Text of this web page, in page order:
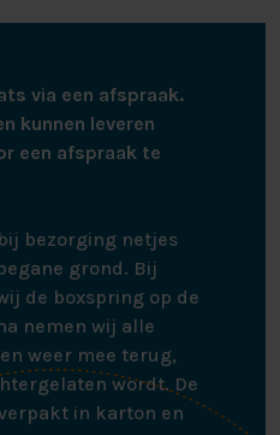
via een afspraak.
kunnen leveren
een afspraak te
bezorging netjes
grond. Bij
de boxspring op de
nemen wij alle
weer mee terug,
wordt. De
in karton en